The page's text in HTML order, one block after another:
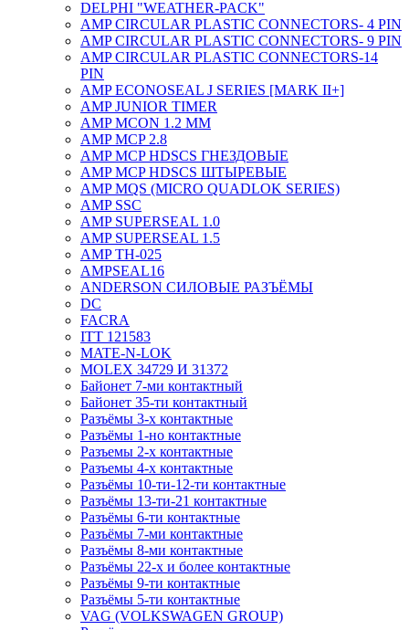
DELPHI "WEATHER-PACK"
AMP CIRCULAR PLASTIC CONNECTORS- 4 PIN
AMP CIRCULAR PLASTIC CONNECTORS- 9 PIN
AMP CIRCULAR PLASTIC CONNECTORS-14
PIN
AMP ECONOSEAL J SERIES [MARK II+]
AMP JUNIOR TIMER
AMP MCON 1.2 MM
AMP MCP 2.8
AMP MCP HDSCS ГНЕЗДОВЫЕ
AMP MCP HDSCS ШТЫРЕВЫЕ
AMP MQS (MICRO QUADLOK SERIES)
AMP SSC
AMP SUPERSEAL 1.0
AMP SUPERSEAL 1.5
AMP ТН-025
AMPSEAL16
ANDERSON СИЛОВЫЕ РАЗЪЁМЫ
DC
FACRA
ITT 121583
MATE-N-LOK
MOLEX 34729 И 31372
Байонет 7-ми контактный
Байонет 35-ти контактный
Разъёмы 3-х контактные
Разъёмы 1-но контактные
Разъемы 2-х контактные
Разъемы 4-х контактные
Разъёмы 10-ти-12-ти контактные
Разъёмы 13-ти-21 контактные
Разъёмы 6-ти контактные
Разъёмы 7-ми контактные
Разъёмы 8-ми контактные
Разъёмы 22-х и более контактные
Разъёмы 9-ти контактные
Разъёмы 5-ти контактные
VAG (VOLKSWAGEN GROUP)